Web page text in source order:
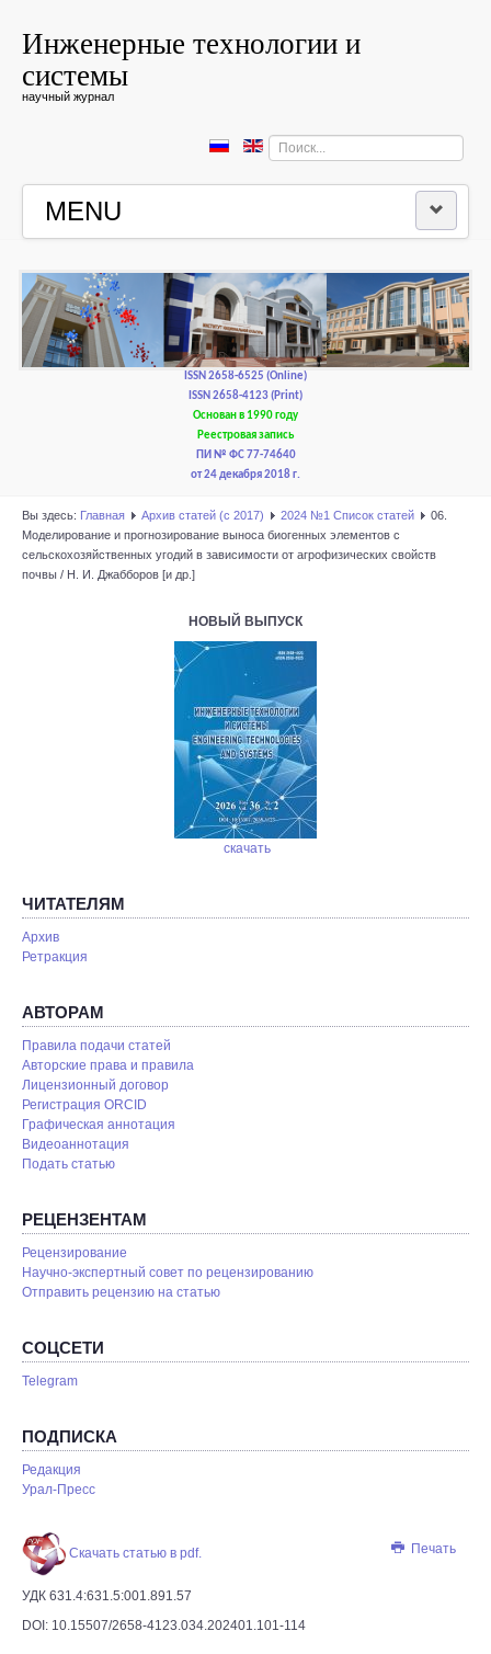
Инженерные технологии и
системы
научный журнал
Искать...
MENU
РЕДКОЛЛЕГИЯ
РЕДАКЦИОННАЯ ПОЛИТИКА И ЭТИКА
ISSN 2658-6525 (Online)
ISSN 2658-4123 (Print)
Основан в 1990 году
Реестровая запись
ПИ № ФС 77-74640
от 24 декабря 2018 г.
Вы здесь: Главная Архив статей (с 2017) 2024 №1 Список статей
06.
Моделирование и прогнозирование выноса биогенных элементов с
сельскохозяйственных угодий в зависимости от агрофизических свойств
почвы / Н. И. Джабборов [и др.]
НОВЫЙ ВЫПУСК
скачать
ЧИТАТЕЛЯМ
Архив
Ретракция
АВТОРАМ
Правила подачи статей
Авторские права и правила
Лицензионный договор
Регистрация ORCID
Графическая аннотация
Видеоаннотация
Подать статью
РЕЦЕНЗЕНТАМ
Рецензирование
Научно-экспертный совет по рецензированию
Отправить рецензию на статью
СОЦСЕТИ
Telegram
ПОДПИСКА
Редакция
Урал-Пресс
Печать
Скачать статью в pdf.
УДК 631.4:631.5:001.891.57
DOI: 10.15507/2658-4123.034.202401.101-114